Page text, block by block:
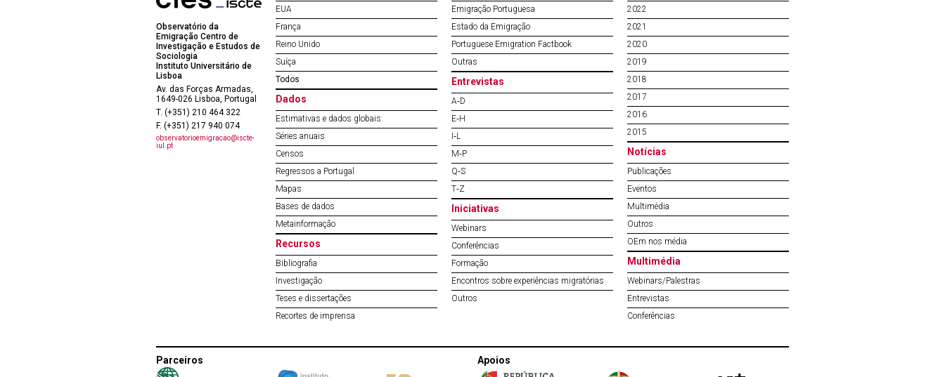
Observatório da
Emigração Centro de
Investigação e Estudos de
Sociologia
Instituto Universitário de
Lisboa
Av. das Forças Armadas,
1649-026 Lisboa, Portugal
T. (+351) 210 464 322
F. (+351) 217 940 074
observatorioemigracao@iscte-
iul.pt
EUA
França
Reino Unido
Suíça
Todos
Dados
Estimativas e dados globais
Séries anuais
Censos
Regressos a Portugal
Mapas
Bases de dados
Metainformação
Recursos
Bibliografia
Investigação
Teses e dissertações
Recortes de imprensa
Emigração Portuguesa
Estado da Emigração
Portuguese Emigration Factbook
Outras
Entrevistas
A‐D
E‐H
I‐L
M‐P
Q‐S
T‐Z
Iniciativas
Webinars
Conferências
Formação
Encontros sobre experiências migratórias
Outros
2022
2021
2020
2019
2018
2017
2016
2015
Notícias
Publicações
Eventos
Multimédia
Outros
OEm nos média
Multimédia
Webinars/Palestras
Entrevistas
Conferências
Parceiros Apoios